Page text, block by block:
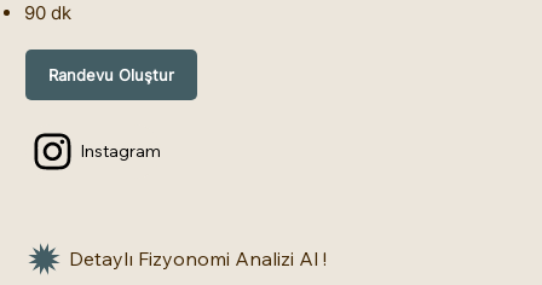
90 dk
Randevu Oluştur
Instagram
Detaylı Fizyonomi Analizi Al !